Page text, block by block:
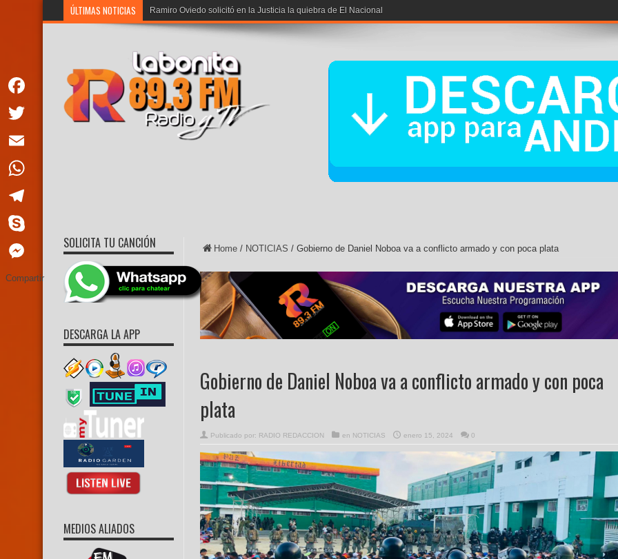
ÚLTIMAS NOTICIAS Noboa: «Los creado
Home / NOTICIAS / Gobierno de Daniel Noboa va a conflicto armado y con poca plata
Gobierno de Daniel Noboa va a conflicto armado y con poca
plata
Publicado por: RADIO REDACCION en NOTICIAS enero 15, 2024 0
SOLICITA TU CANCIÓN
DESCARGA LA APP
MEDIOS ALIADOS
Facebook
Twitter
Email
WhatsApp
Telegram
Skype
Messenger
Compartir